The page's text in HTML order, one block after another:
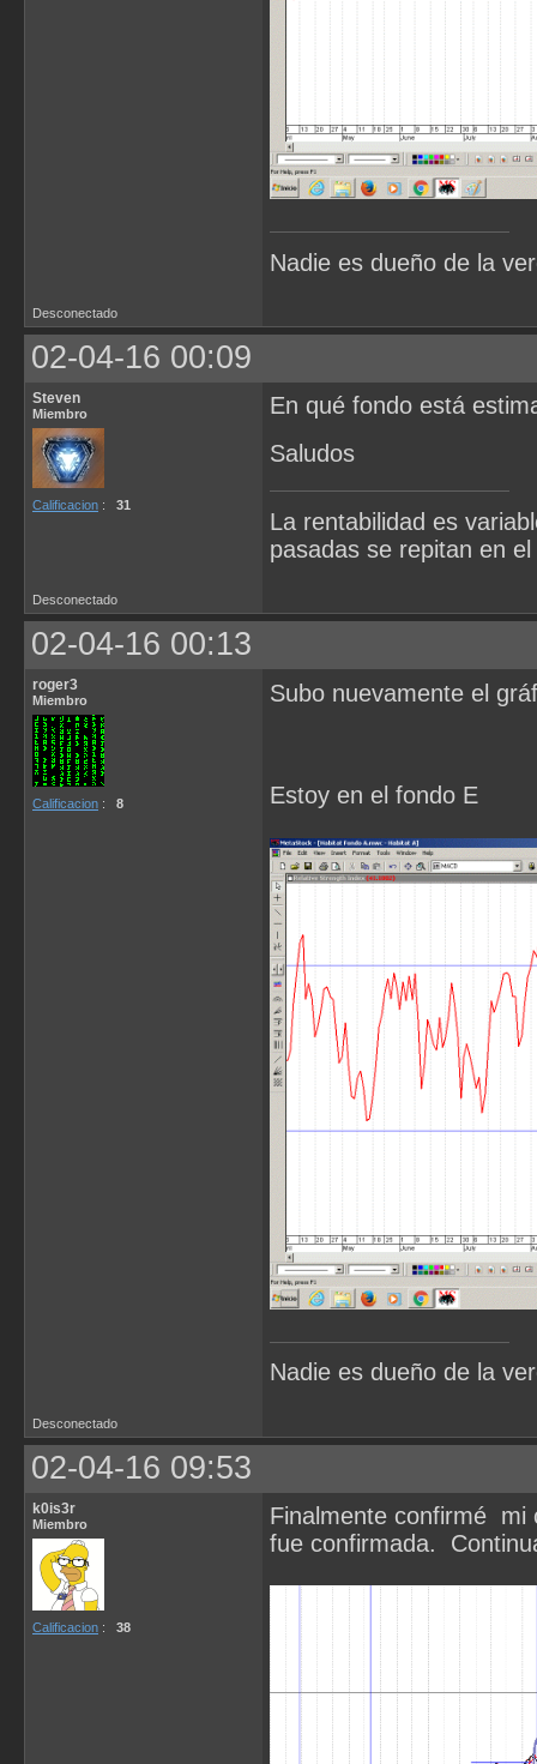
Nadie es dueño de la
Desconectado
02-04-16 00:09
Steven
Miembro
Calificacion : 31
En qué fondo está
Saludos
La rentabilidad es
pasadas se repitan en
Desconectado
02-04-16 00:13
roger3
Miembro
Calificacion : 8
Subo nuevamente el
Estoy en el fondo E
Nadie es dueño de la
Desconectado
02-04-16 09:53
k0is3r
Miembro
Calificacion : 38
Finalmente confirmé mi
fue confirmada.